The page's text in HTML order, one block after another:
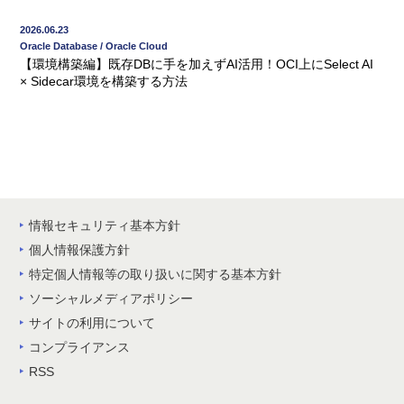
2026.06.23
Oracle Database / Oracle Cloud
【環境構築編】既存DBに手を加えずAI活用！OCI上にSelect AI
× Sidecar環境を構築する方法
情報セキュリティ基本方針
個人情報保護方針
特定個人情報等の取り扱いに関する基本方針
ソーシャルメディアポリシー
サイトの利用について
コンプライアンス
RSS